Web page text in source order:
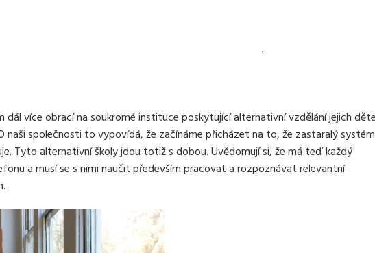
dál více obrací na soukromé instituce poskytující alternativní vzdělání jejich
naši společnosti to vypovídá, že začínáme přicházet na to, že zastaralý systém
Tyto alternativní školy jdou totiž s dobou. Uvědomují si, že má teď každý
a musí se s nimi naučit především pracovat a rozpoznávat relevantní